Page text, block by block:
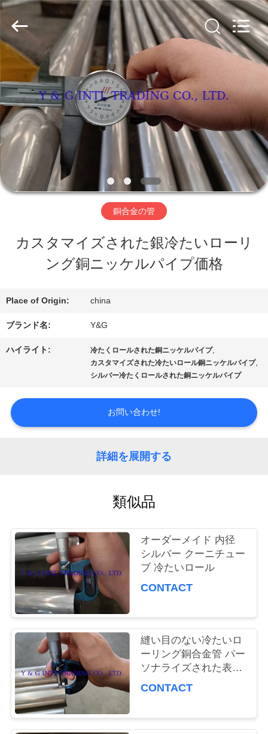
家
プ
ロ
ク
に
つ
工
品
質
管
理
私
達
に
2026
International
Trading
Company
All
Rights
Reserved.
銅合金の管
カスタマイズされた銀冷たいローリ
ング銅ニッケルパイプ価格
Place of Origin: china
ブランド名: Y&G
ハイライト: 冷たくロールされた銅ニッケルパイプ,
カスタマイズされた冷たいロール銅ニッケルパイプ,
シルバー冷たくロールされた銅ニッケルパイプ
お問い合わせ!
詳細を展開する
類似品
オーダーメイド 内径
シルバー クーニチュー
ブ 冷たいロール
CONTACT
縫い目のない冷たいロ
ーリング銅合金管 パー
ソナライズされた表面
磨き
CONTACT